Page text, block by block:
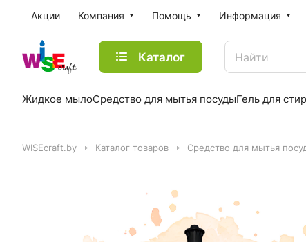
Акции Компания Помощь Информация
Каталог
Жидкое мылоСредство для мытья посудыГель для
WISEcraft.by Каталог товаров Средство для мытья